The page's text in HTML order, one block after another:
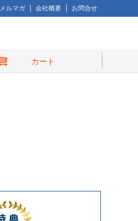
メルマガ 会社概要 お問合せ
カート